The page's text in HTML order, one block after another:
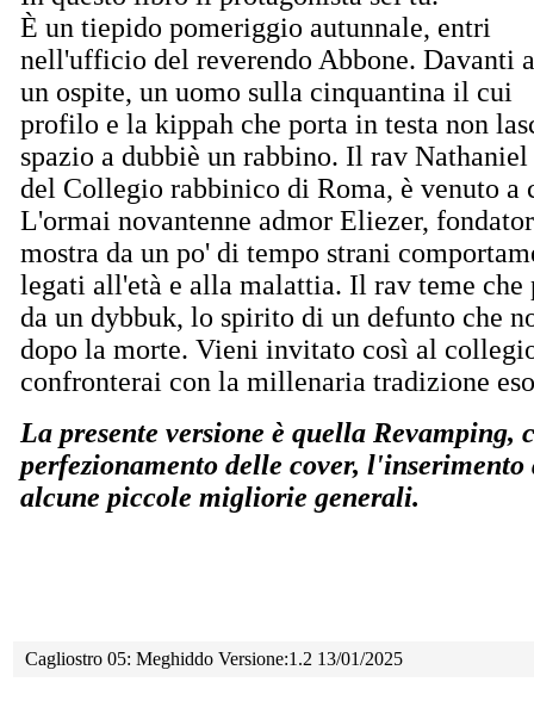
È un tiepido pomeriggio autunnale, entri
nell'ufficio del reverendo Abbone. Davanti
un ospite, un uomo sulla cinquantina il cui
profilo e la kippah che porta in testa non
spazio a dubbiè un rabbino. Il rav
del Collegio rabbinico di Roma, è venuto a
L'ormai novantenne admor Eliezer,
mostra da un po' di tempo strani
legati all'età e alla malattia. Il rav teme che
da un dybbuk, lo spirito di un defunto che
dopo la morte. Vieni invitato così al
confronterai con la millenaria tradizione
La presente versione è quella Revamping,
perfezionamento delle cover,
alcune piccole migliorie generali.
Cagliostro 05: Meghiddo Versione:1.2 13/01/2025